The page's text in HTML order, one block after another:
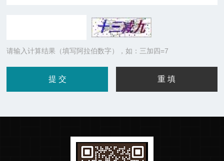
请输入计算结果（填写阿拉伯数字），如：三加四=7